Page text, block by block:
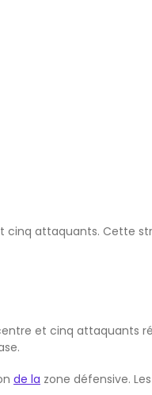
cinq attaquants. Cette
et cinq attaquants
de la zone défensive.